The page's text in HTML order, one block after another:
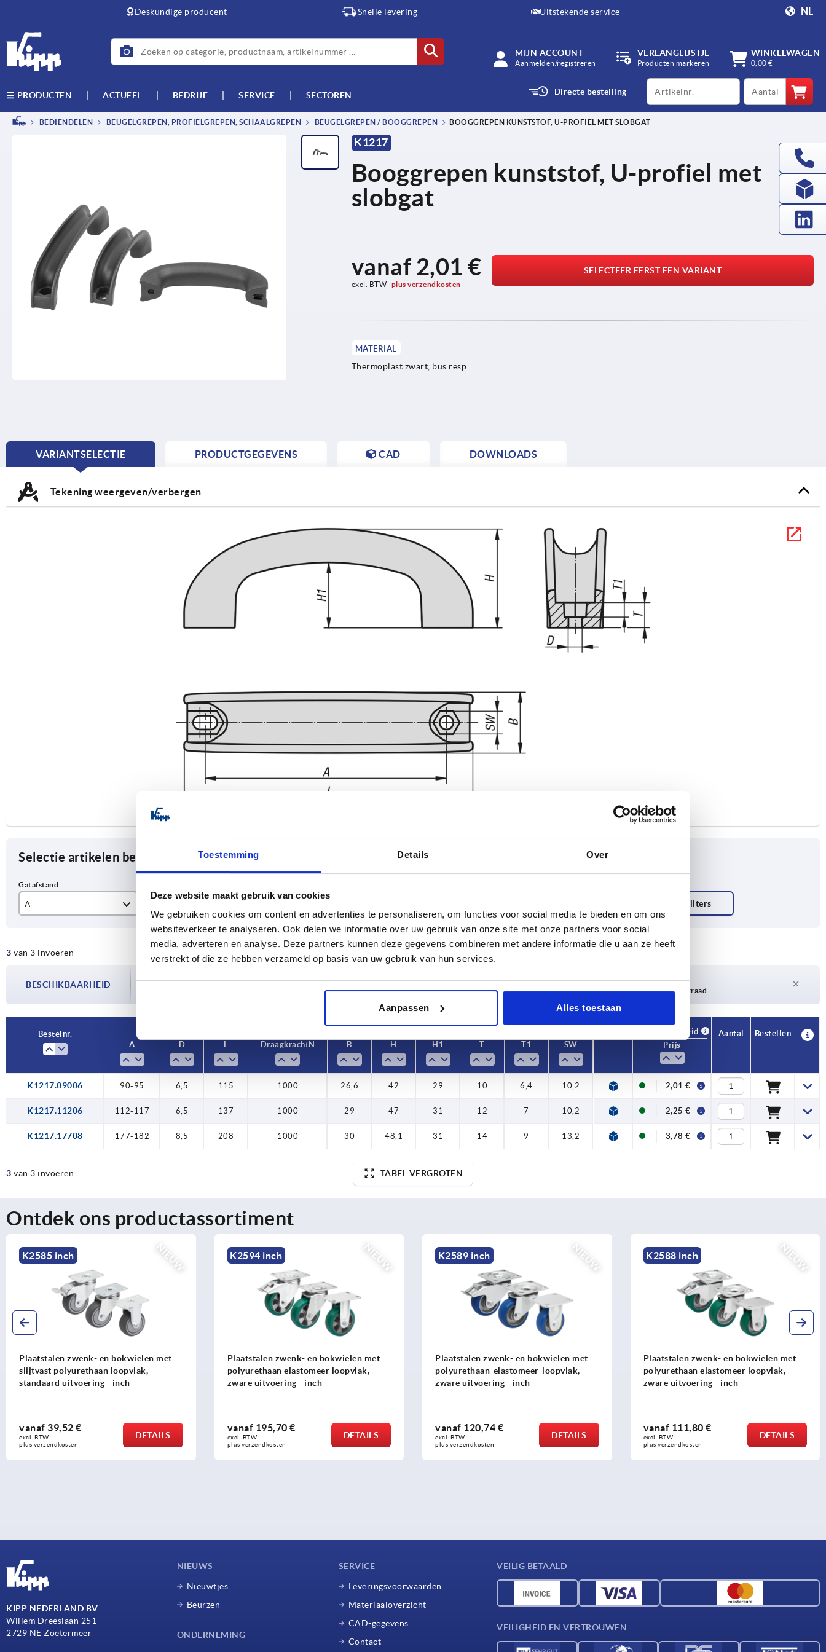
Toestemming Details Over
Deze website maakt gebruik van cookies
We gebruiken cookies om content en advertenties te personaliseren, om functies voor social media te bieden en om ons
websiteverkeer te analyseren. Ook delen we informatie over uw gebruik van onze site met onze partners voor social
media, adverteren en analyse. Deze partners kunnen deze gegevens combineren met andere informatie die u aan ze heeft
verstrekt of die ze hebben verzameld op basis van uw gebruik van hun services.
Aanpassen Alles toestaan
Deskundige producent Snelle levering Uitstekende service NL
MIJN ACCOUNT
Aanmelden/registreren
VERLANGLIJSTJE
Producten markeren
WINKELWAGEN
0,00 €
PRODUCTEN ACTUEEL BEDRIJF SERVICE SECTOREN Directe bestelling
productCode qty
BEDIENDELEN BEUGELGREPEN, PROFIELGREPEN, SCHAALGREPEN BEUGELGREPEN / BOOGGREPEN BOOGGREPEN KUNSTSTOF, U-PROFIEL MET SLOBGAT
K1217
Booggrepen kunststof, U-profiel met
slobgat
vanaf2,01 €
excl. BTW plus verzendkosten
SELECTEER EERST EEN VARIANT
MATERIAL
Thermoplast zwart, bus resp.
VARIANTSELECTIE
CURRENT
PRODUCTGEGEVENS CAD DOWNLOADS
Tekening weergeven/verbergen
Selectie artikelen begrenzen
A
112-117
6,5 115
208
1000 26,6
30
3 van 3 invoeren
BESCHIKBAARHEID
4-20 dagen
Momenteel niet op voorraad
Bestelnr.
A
D L Draagkracht N B H H1 T T1 SW
Beschikbaarheid
Prijs
Aantal Bestellen
K1217.09006 90-95 6,5 115 1000 26,6 42 29 10 6,4 10,2 2,01 €
K1217.11206 112-117 6,5 137 1000 29 47 31 12 7 10,2 2,25 €
K1217.17708 177-182 8,5 208 1000 30 48,1 31 14 9 13,2 3,78 €
3 van 3 invoeren TABEL VERGROTEN
Ontdek ons productassortiment
NIEUW
K2585 inch
Plaatstalen zwenk- en bokwielen met
slijtvast polyurethaan loopvlak,
standaard uitvoering - inch
vanaf 39,52 €
excl. BTW
plus verzendkosten
DETAILS
NIEUW
K2594 inch
Plaatstalen zwenk- en bokwielen met
polyurethaan elastomeer loopvlak,
zware uitvoering - inch
vanaf 195,70 €
excl. BTW
plus verzendkosten
DETAILS
NIEUW
K2589 inch
Plaatstalen zwenk- en bokwielen met
polyurethaan-elastomeer-loopvlak,
zware uitvoering - inch
vanaf 120,74 €
excl. BTW
plus verzendkosten
DETAILS
NIEUW
K2588 inch
Plaatstalen zwenk- en bokwielen met
polyurethaan elastomeer loopvlak,
zware uitvoering - inch
vanaf 111,80 €
excl. BTW
plus verzendkosten
DETAILS
KIPP NEDERLAND BV
Willem Dreeslaan 251
2729 NE Zoetermeer
NIEUWS
Nieuwtjes
Beurzen
ONDERNEMING
SERVICE
Leveringsvoorwaarden
Materiaaloverzicht
CAD-gegevens
Contact
VEILIG BETAALD
VEILIGHEID EN VERTROUWEN